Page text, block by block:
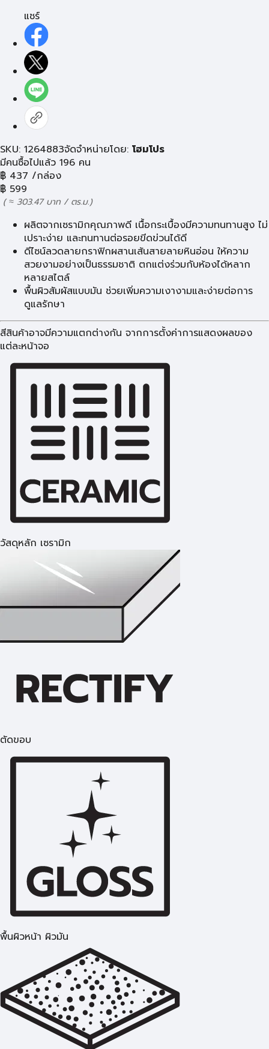
แชร์
SKU: 1264883จัดจำหน่ายโดย: โฮมโปร
มีคนซื้อไปแล้ว 196 คน
฿ 437 /กล่อง
฿ 599
( ≈ 303.47 บาท / ตร.ม.)
ผลิตจากเซรามิกคุณภาพดี เนื้อกระเบื้องมีความทนทานสูง ไม่
เปราะง่าย และทนทานต่อรอยขีดข่วนได้ดี
ดีไซน์ลวดลายกราฟิกผสานเส้นสายลายหินอ่อน ให้ความ
สวยงามอย่างเป็นธรรมชาติ ตกแต่งร่วมกับห้องได้หลาก
หลายสไตล์
พื้นผิวสัมผัสแบบมัน ช่วยเพิ่มความเงางามและง่ายต่อการ
ดูแลรักษา
สีสินค้าอาจมีความแตกต่างกัน จากการตั้งค่าการแสดงผลของ
แต่ละหน้าจอ
วัสดุหลัก เซรามิก
ตัดขอบ
พื้นผิวหน้า ผิวมัน